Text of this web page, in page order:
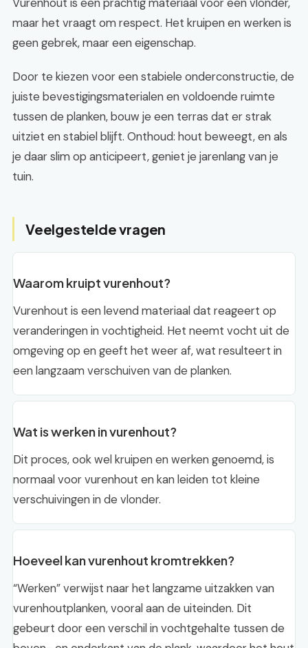
maar het vraagt om respect. Het kruipen en werken is
geen gebrek, maar een eigenschap.
Door te kiezen voor een stabiele onderconstructie, de
juiste bevestigingsmaterialen en voldoende ruimte
tussen de planken, bouw je een terras dat er strak
uitziet en stabiel blijft. Onthoud: hout beweegt, en als
je daar slim op anticipeert, geniet je jarenlang van je
tuin.
Veelgestelde vragen
Waarom kruipt vurenhout?
Vurenhout is een levend materiaal dat reageert op
veranderingen in vochtigheid. Het neemt vocht uit de
omgeving op en geeft het weer af, wat resulteert in
een langzaam verschuiven van de planken.
Wat is werken in vurenhout?
Dit proces, ook wel kruipen en werken genoemd, is
normaal voor vurenhout en kan leiden tot kleine
verschuivingen in de vlonder.
Hoeveel kan vurenhout kromtrekken?
“Werken” verwijst naar het langzame uitzakken van
vurenhoutplanken, vooral aan de uiteinden. Dit
gebeurt door een verschil in vochtgehalte tussen de